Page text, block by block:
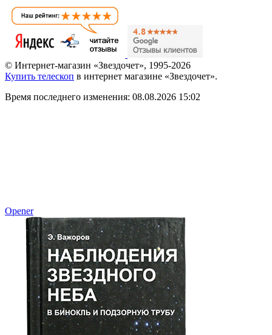
© Интернет-магазин «Звездочет», 1995-2026
Купить телескоп в интернет магазине «Звездочет».
Время последнего изменения: 08.08.2026 15:02
Opener